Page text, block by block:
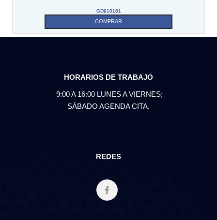
GD910161
COMPRAR
HORARIOS DE TRABAJO
9:00 A 16:00 LUNES A VIERNES;
SÁBADO AGENDA CITA.
REDES